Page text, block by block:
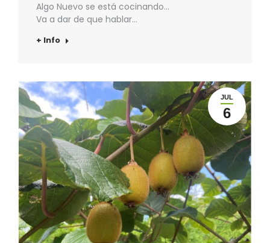
Algo Nuevo se está cocinando…
Va a dar de que hablar…
+ Info
JUL
6